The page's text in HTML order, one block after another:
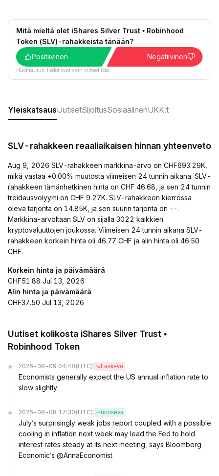
Mitä mieltä olet iShares Silver Trust • Robinhood
Token (SLV)-rahakkeista tänään?
Positiivinen
Negatiivinen
Huomautus: tiedot ovat vain viitteellisiä.
YleiskatsausUutisetSijoitusSosiaalinenUKK:t
SLV-rahakkeen reaaliaikaisen hinnan yhteenveto
Aug 9, 2026 SLV-rahakkeen markkina-arvo on CHF693.29K,
mikä vastaa +0.00% muutosta viimeisen 24 tunnin aikana. SLV-
rahakkeen tämänhetkinen hinta on CHF 46.68, ja sen 24 tunnin
treidausvolyymi on CHF 9.27K. SLV-rahakkeen kierrossa
oleva tarjonta on 14.85K, ja sen suurin tarjonta on --.
Markkina-arvoltaan SLV on sijalla 3022 kaikkien
kryptovaluuttojen joukossa. Viimeisen 24 tunnin aikana SLV-
rahakkeen korkein hinta oli 46.77 CHF ja alin hinta oli 46.50
CHF.
Korkein hinta ja päivämäärä
CHF51.88 Jul 13, 2026
Alin hinta ja päivämäärä
CHF37.50 Jul 13, 2026
Uutiset kolikosta iShares Silver Trust •
Robinhood Token
2026-08-09 04:48 (UTC) Laskeva
Economists generally expect the US annual inflation rate to
slow slightly.
2026-08-08 17:30 (UTC) nouseva
July’s surprisingly weak jobs report coupled with a possible
cooling in inflation next week may lead the Fed to hold
interest rates steady at its next meeting, says Bloomberg
Economic’s @AnnaEconomist